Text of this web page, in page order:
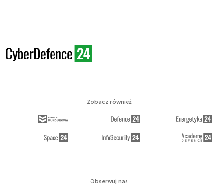
Obserwuj nas
Zobacz również